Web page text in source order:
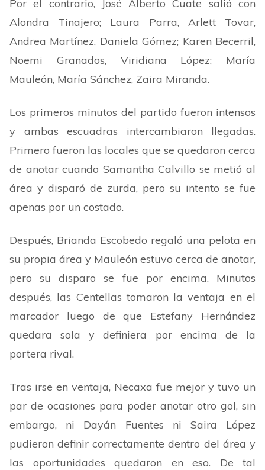
Por el contrario, José Alberto Cuate salió con
Alondra Tinajero; Laura Parra, Arlett Tovar,
Andrea Martínez, Daniela Gómez; Karen Becerril,
Noemi Granados, Viridiana López; María
Mauleón, María Sánchez, Zaira Miranda.
Los primeros minutos del partido fueron intensos
y ambas escuadras intercambiaron llegadas.
Primero fueron las locales que se quedaron cerca
de anotar cuando Samantha Calvillo se metió al
área y disparó de zurda, pero su intento se fue
apenas por un costado.
Después, Brianda Escobedo regaló una pelota en
su propia área y Mauleón estuvo cerca de anotar,
pero su disparo se fue por encima. Minutos
después, las Centellas tomaron la ventaja en el
marcador luego de que Estefany Hernández
quedara sola y definiera por encima de la
portera rival.
Tras irse en ventaja, Necaxa fue mejor y tuvo un
par de ocasiones para poder anotar otro gol, sin
embargo, ni Dayán Fuentes ni Saira López
pudieron definir correctamente dentro del área y
las oportunidades quedaron en eso. De tal